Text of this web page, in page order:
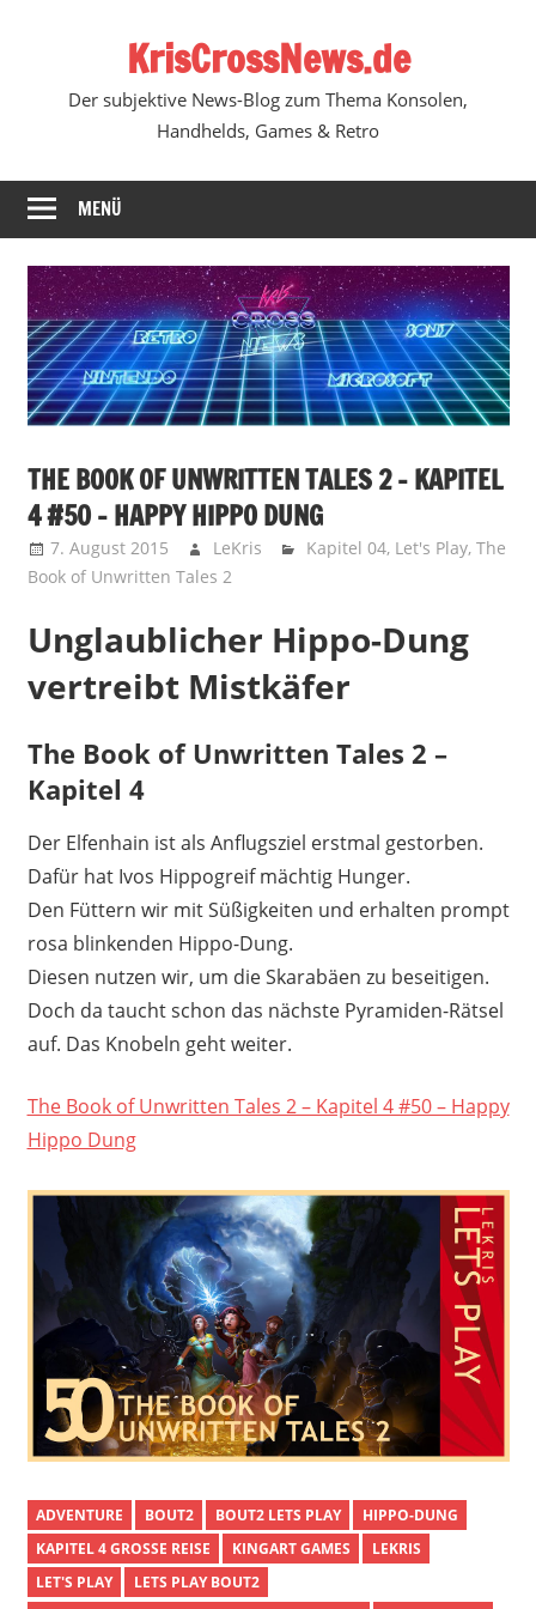
KrisCrossNews.de
Der subjektive News-Blog zum Thema Konsolen,
Handhelds, Games & Retro
MENÜ
THE BOOK OF UNWRITTEN TALES 2 – KAPITEL
4 #50 – HAPPY HIPPO DUNG
7. August 2015 LeKris Kapitel 04, Let's Play,The
Book of Unwritten Tales 2
Unglaublicher Hippo-Dung
vertreibt Mistkäfer
The Book of Unwritten Tales 2 –
Kapitel 4
Der Elfenhain ist als Anflugsziel erstmal gestorben.
Dafür hat Ivos Hippogreif mächtig Hunger.
Den Füttern wir mit Süßigkeiten und erhalten prompt
rosa blinkenden Hippo-Dung.
Diesen nutzen wir, um die Skarabäen zu beseitigen.
Doch da taucht schon das nächste Pyramiden-Rätsel
auf. Das Knobeln geht weiter.
The Book of Unwritten Tales 2 – Kapitel 4 #50 – Happy
Hippo Dung
ADVENTURE BOUT2 BOUT2 LETS PLAY
HIPPO-DUNG
KAPITEL 4 GROSSE REISE
KINGART GAMES
LEKRIS
LET'S PLAY
LETS PLAY BOUT2